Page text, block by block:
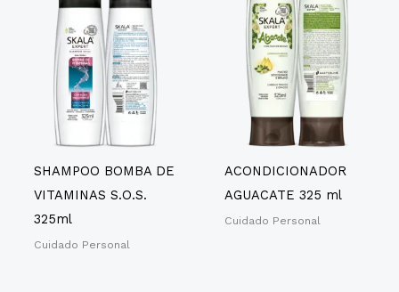
SHAMPOO BOMBA DE
VITAMINAS S.O.S.
325ml
Cuidado Personal
ACONDICIONADOR
AGUACATE 325 ml
Cuidado Personal